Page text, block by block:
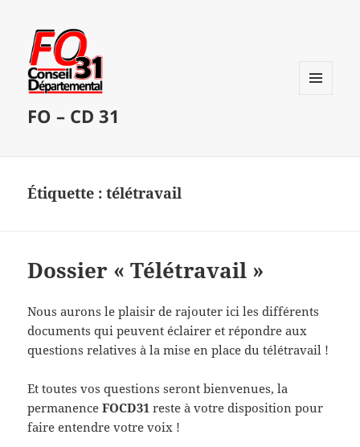
FO – CD 31
Étiquette :télétravail
Dossier « Télétravail »
Nous aurons le plaisir de rajouter ici les différents
documents qui peuvent éclairer et répondre aux
questions relatives à la mise en place du télétravail !
Et toutes vos questions seront bienvenues, la
permanence FOCD31 reste à votre disposition pour
faire entendre votre voix !